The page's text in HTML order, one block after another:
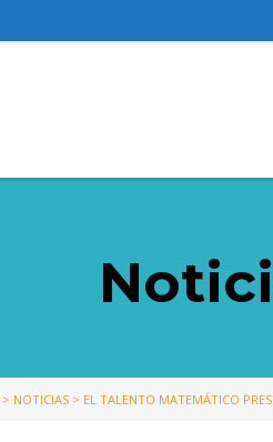
> NOTICIAS > EL TALENTO MATEMÁTICO